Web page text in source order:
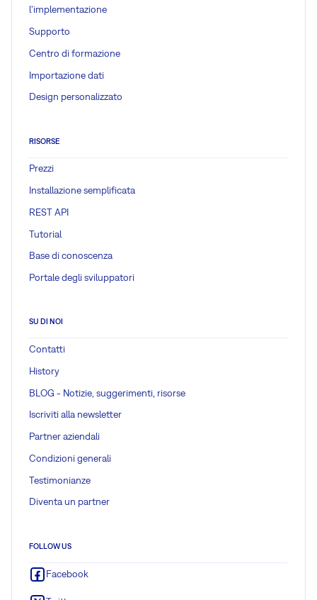
l'implementazione
Supporto
Centro di formazione
Importazione dati
Design personalizzato
RISORSE
Prezzi
Installazione semplificata
REST API
Tutorial
Base di conoscenza
Portale degli sviluppatori
SU DI NOI
Contatti
History
BLOG - Notizie, suggerimenti, risorse
Iscriviti alla newsletter
Partner aziendali
Condizioni generali
Testimonianze
Diventa un partner
FOLLOW US
Facebook